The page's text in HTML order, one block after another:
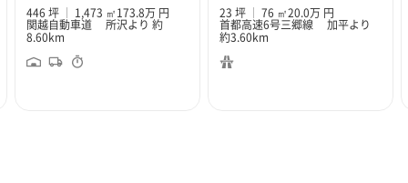
446 坪
1,473 ㎡173.8万 円
関越自動車道 所沢より 約
8.60km
23 坪
76 ㎡20.0万 円
首都高速6号三郷線 加平より
約3.60km